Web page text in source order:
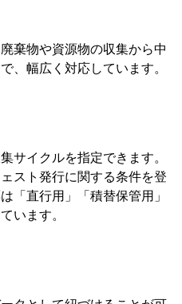
棄物や資源物の収集から中
、幅広く対応しています。
サイクルを指定できます。
スト発行に関する条件を登
「直行用」「積替保管用」
います。